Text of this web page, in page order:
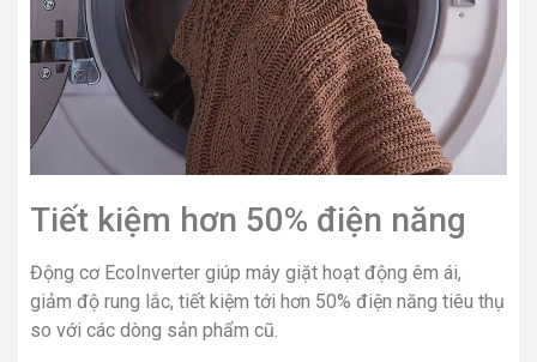
Tiết kiệm hơn 50% điện năng
Động cơ EcoInverter giúp máy giặt hoạt động êm ái,
giảm độ rung lắc, tiết kiệm tới hơn 50% điện năng tiêu thụ
so với các dòng sản phẩm cũ.